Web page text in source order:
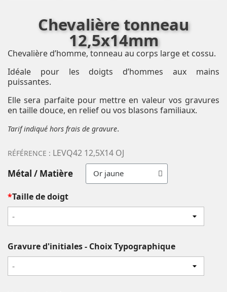
Chevalière tonneau
12,5x14mm
Chevalière d’homme, tonneau au corps large et cossu.
Idéale pour les doigts d’hommes aux mains
puissantes.
Elle sera parfaite pour mettre en valeur vos gravures
en taille douce, en relief ou vos blasons familiaux.
Tarif indiqué hors frais de gravure.
RÉFÉRENCE : LEVQ42 12,5X14 OJ
Métal / Matière
*Taille de doigt
-
Gravure d'initiales - Choix Typographique
-